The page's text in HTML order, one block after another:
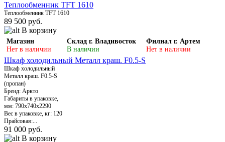
Теплообменник TFT 1610
Теплообменник TFT 1610
89 500 руб.
В корзину
Магазин
Нет в наличии
Склад г. Владивосток
В наличии
Филиал г. Артем
Нет в наличии
Шкаф холодильный Металл краш. F0.5-S
Шкаф холодильный
Металл краш. F0.5-S
(пропан)
Бренд: Аркто
Габариты в упаковке,
мм: 790х740х2290
Вес в упаковке, кг: 120
Прайсовая:...
91 000 руб.
В корзину